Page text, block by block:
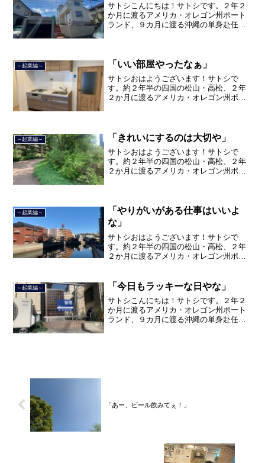
サトシこんにちは！サトシです。２年２
か月に渡るアメリカ・オレゴン州ポート
ランド、９カ月に渡る沖縄の単身赴任の
品川区南大井で不動産を主...
～起業編～ 「いい部屋やったなぁ」
サトシおはようございます！サトシで
す。約２年半の四国の松山・高松、２年
２か月に渡るアメリカ・オレゴン州ポー
て、２０２１年３月９日より東...
～起業編～ 「きれいにするのは大切や」
サトシおはようございます！サトシで
す。約２年半の四国の松山・高松、２年
２か月に渡るアメリカ・オレゴン州ポー
した。２０２１年３月９日よ...
～起業編～
「やりがいがある仕事はいいよ
な」
サトシおはようございます！サトシで
す。約２年半の四国の松山・高松、２年
２か月に渡るアメリカ・オレゴン州ポー
間のサラリーマン人生に終止符を打っ
て、２０２１年３月９日より東...
～起業編～ 「今日もラッキーな日やな」
サトシこんにちは！サトシです。２年２
か月に渡るアメリカ・オレゴン州ポート
ランド、９カ月に渡る沖縄の単身赴任の
「あー、ビール飲みてぇ！」